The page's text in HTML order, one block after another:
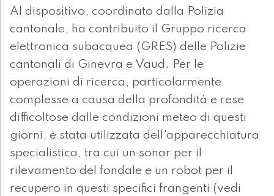
Al dispositivo, coordinato dalla Polizia
cantonale, ha contribuito il Gruppo ricerca
elettronica subacquea (GRES) delle Polizie
cantonali di Ginevra e Vaud. Per le
operazioni di ricerca, particolarmente
complesse a causa della profondità e rese
difficoltose dalle condizioni meteo di questi
giorni, è stata utilizzata dell'apparecchiatura
specialistica, tra cui un sonar per il
rilevamento del fondale e un robot per il
recupero in questi specifici frangenti (vedi